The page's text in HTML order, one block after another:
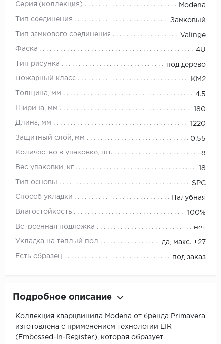
Серия (коллекция) Modena
Тип соединения Замковый
Тип замкового соединения Valinge
Фаска 4U
Тип рисунка под дерево
Пожарный класс КМ2
Толщина, мм 4.5
Ширина, мм 180
Длина, мм 1220
Защитный слой, мм 0.55
Количество в упаковке, шт. 8
Вес упаковки, кг 18
Тип основы SPC
Способ укладки Палубная
Влагостойкость 100%
Встроенная подложка нет
Укладка на теплый пол да, макс. +27
Есть образец под заказ
Подробное описание
Коллекция кварцвинила Modena от бренда Primavera
изготовлена с применением технологии EIR
(Embossed-In-Register), которая образует